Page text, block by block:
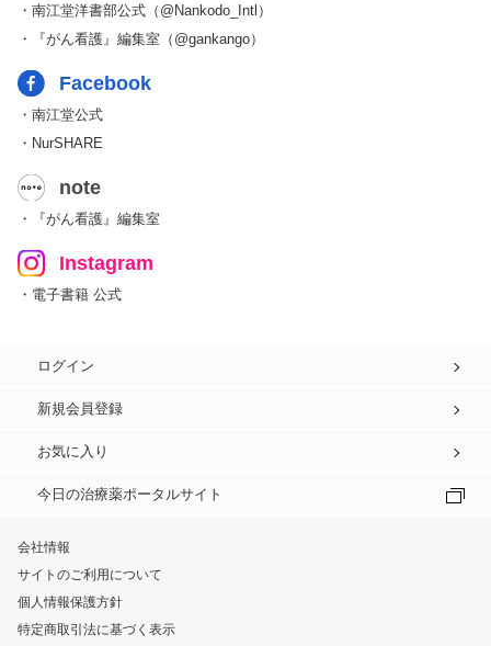
・南江堂洋書部公式（@Nankodo_Intl）
・『がん看護』編集室（@gankango）
Facebook
・南江堂公式
・NurSHARE
note
・『がん看護』編集室
Instagram
・電子書籍 公式
ログイン
新規会員登録
お気に入り
今日の治療薬ポータルサイト
会社情報
サイトのご利用について
個人情報保護方針
特定商取引法に基づく表示